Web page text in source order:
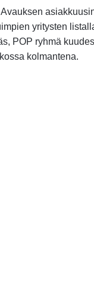
yritysten
POP ryhmä
kolmantena.